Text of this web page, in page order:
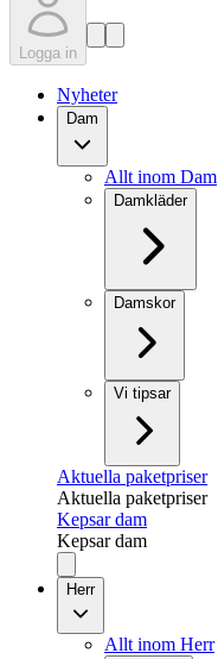
Logga in
Nyheter
Dam
Allt inom Dam
Damkläder
Damskor
Vi tipsar
Aktuella paketpriser
Aktuella paketpriser
Kepsar dam
Kepsar dam
Herr
Allt inom Herr